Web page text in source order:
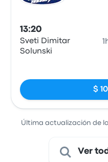
13:20
Sveti Dimitar
Solunski
$
Última actualización de
Ver